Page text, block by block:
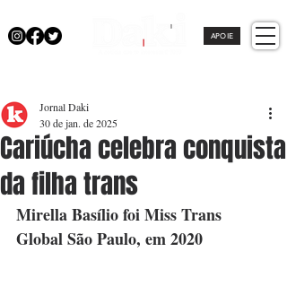
APOIE
Cariúcha celebra conquista
da filha trans
Jornal Daki
30 de jan. de 2025
Mirella Basílio foi Miss Trans
Global São Paulo, em 2020